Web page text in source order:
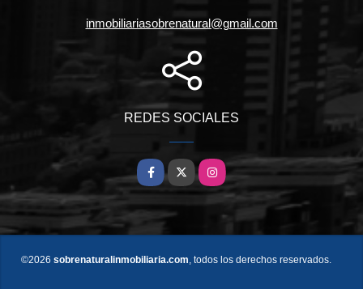
inmobiliariasobrenatural@gmail.com
REDES SOCIALES
Facebook
X Instagram
©2026 sobrenaturalinmobiliaria.com, todos los derechos reservados.